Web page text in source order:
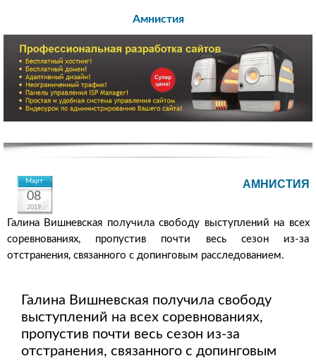
Амнистия
Март
08
2019
АМНИСТИЯ
Галина Вишневская получила свободу выступлений на всех
соревнованиях, пропустив почти весь сезон из-за
отстранения, связанного с допинговым расследованием.
Галина Вишневская получила свободу
выступлений на всех соревнованиях,
пропустив почти весь сезон из-за
отстранения, связанного с допинговым